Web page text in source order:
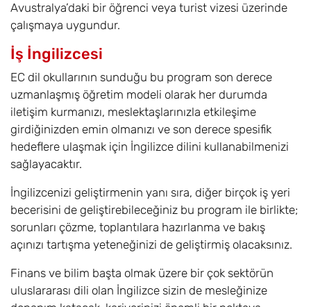
Avustralya’daki bir öğrenci veya turist vizesi üzerinde
çalışmaya uygundur.
İş İngilizcesi
EC dil okullarının sunduğu bu program son derece
uzmanlaşmış öğretim modeli olarak her durumda
iletişim kurmanızı, meslektaşlarınızla etkileşime
girdiğinizden emin olmanızı ve son derece spesifik
hedeflere ulaşmak için İngilizce dilini kullanabilmenizi
sağlayacaktır.
İngilizcenizi geliştirmenin yanı sıra, diğer birçok iş yeri
becerisini de geliştirebileceğiniz bu program ile birlikte;
sorunları çözme, toplantılara hazırlanma ve bakış
açınızı tartışma yeteneğinizi de geliştirmiş olacaksınız.
Finans ve bilim başta olmak üzere bir çok sektörün
uluslararası dili olan İngilizce sizin de mesleğinize